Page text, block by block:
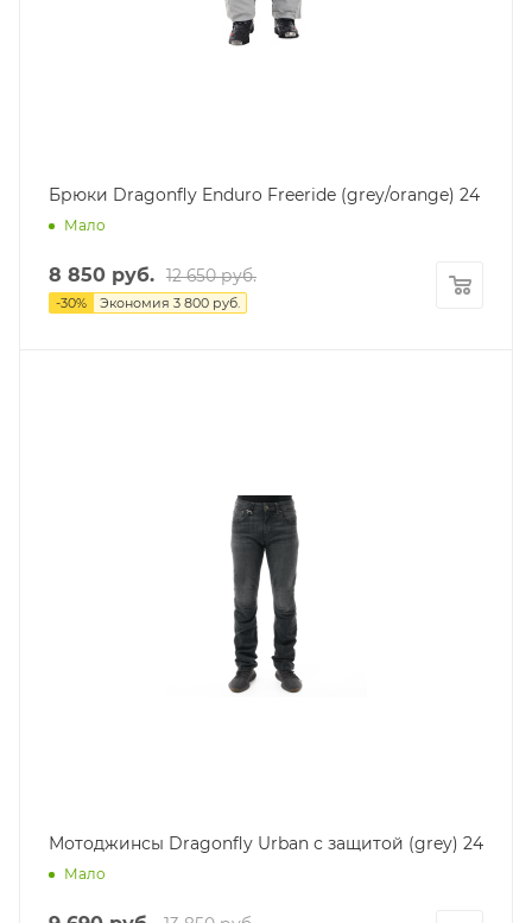
Брюки Dragonfly Enduro Freeride (grey/orange) 24
Мало
8 850 руб. 12 650руб.
-30% Экономия 3 800 руб.
Мотоджинсы Dragonfly Urban с защитой (grey) 24
Мало